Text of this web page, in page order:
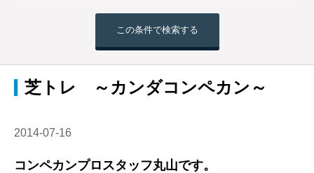
この条件で検索する
芝トレ ～カンダコンペカン～
2014-07-16
コンペカンプロスタッフ丸山です。